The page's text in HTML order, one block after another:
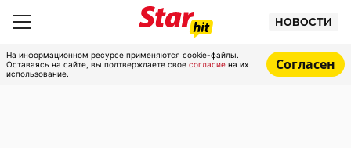
НОВОСТИ
На информационном ресурсе применяются cookie-файлы.
Оставаясь на сайте, вы подтверждаете свое согласие на их
использование.
Согласен